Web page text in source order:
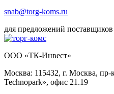
snab@torg-koms.ru
для предложений поставщиков
ООО «ТК-Инвест»
Москва: 115432, г. Москва,
Technopark», офис 21.19